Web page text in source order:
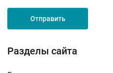
Разделы сайта
Отправить